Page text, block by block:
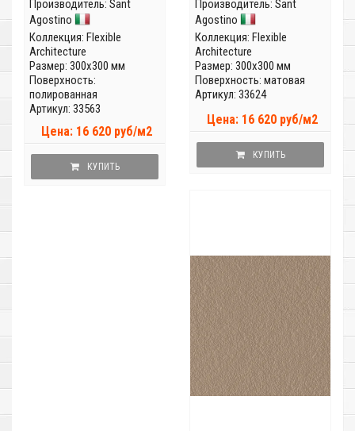
Производитель: Sant
Agostino
Коллекция: Flexible
Architecture
Размер: 300x300 мм
Поверхность:
полированная
Артикул: 33563
Цена: 16 620 руб/м2
КУПИТЬ
Производитель: Sant
Agostino
Коллекция: Flexible
Architecture
Размер: 300x300 мм
Поверхность: матовая
Артикул: 33624
Цена: 16 620 руб/м2
КУПИТЬ